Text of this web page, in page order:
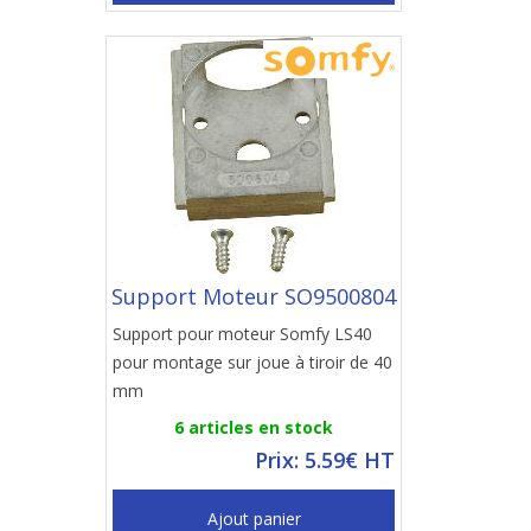
Support Moteur SO9500804
Support pour moteur Somfy LS40
pour montage sur joue à tiroir de 40
mm
6 articles en stock
Prix: 5.59€ HT
Ajout panier